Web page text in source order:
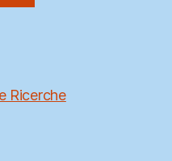
Ricerche